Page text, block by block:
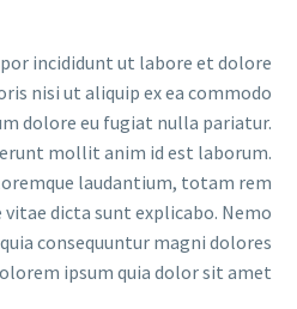
incididunt ut labore et dolore
nisi ut aliquip ex ea commodo
dolore eu fugiat nulla pariatur.
mollit anim id est laborum.
laudantium, totam rem
dicta sunt explicabo. Nemo
consequuntur magni dolores
ipsum quia dolor sit amet.